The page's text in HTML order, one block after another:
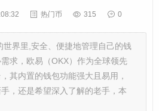
热门币 315 0
世界里,安全、便捷地管理自己的钱
求，欧易（OKX）作为全球领先
其内置的钱包功能强大且易用，
，还是希望深入了解的老手，本